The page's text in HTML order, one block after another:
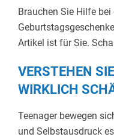
Brauchen Sie Hilfe
Artikel ist für Sie.
VERSTEHEN
WIRKLICH
Teenager bewegen
und Selbstausdruck